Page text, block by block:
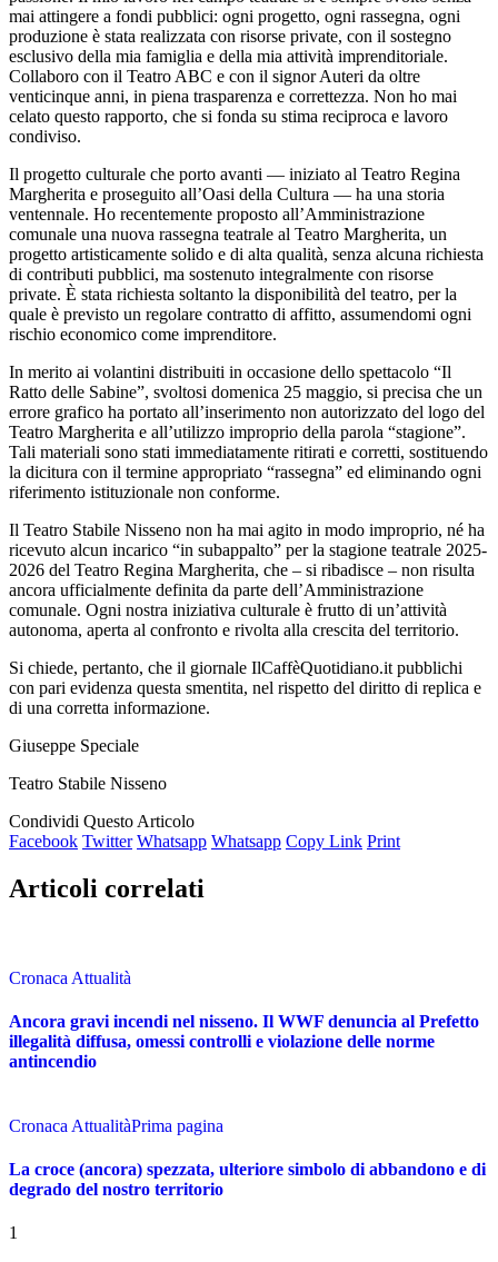
mai attingere a fondi pubblici: ogni progetto, ogni rassegna, ogni
produzione è stata realizzata con risorse private, con il sostegno
esclusivo della mia famiglia e della mia attività imprenditoriale.
Collaboro con il Teatro ABC e con il signor Auteri da oltre
venticinque anni, in piena trasparenza e correttezza. Non ho mai
celato questo rapporto, che si fonda su stima reciproca e lavoro
condiviso.
Il progetto culturale che porto avanti — iniziato al Teatro Regina
Margherita e proseguito all’Oasi della Cultura — ha una storia
ventennale. Ho recentemente proposto all’Amministrazione
comunale una nuova rassegna teatrale al Teatro Margherita, un
progetto artisticamente solido e di alta qualità, senza alcuna richiesta
di contributi pubblici, ma sostenuto integralmente con risorse
private. È stata richiesta soltanto la disponibilità del teatro, per la
quale è previsto un regolare contratto di affitto, assumendomi ogni
rischio economico come imprenditore.
In merito ai volantini distribuiti in occasione dello spettacolo “Il
Ratto delle Sabine”, svoltosi domenica 25 maggio, si precisa che un
errore grafico ha portato all’inserimento non autorizzato del logo del
Teatro Margherita e all’utilizzo improprio della parola “stagione”.
Tali materiali sono stati immediatamente ritirati e corretti, sostituendo
la dicitura con il termine appropriato “rassegna” ed eliminando ogni
riferimento istituzionale non conforme.
Il Teatro Stabile Nisseno non ha mai agito in modo improprio, né ha
ricevuto alcun incarico “in subappalto” per la stagione teatrale 2025-
2026 del Teatro Regina Margherita, che – si ribadisce – non risulta
ancora ufficialmente definita da parte dell’Amministrazione
comunale. Ogni nostra iniziativa culturale è frutto di un’attività
autonoma, aperta al confronto e rivolta alla crescita del territorio.
Si chiede, pertanto, che il giornale IlCaffèQuotidiano.it pubblichi
con pari evidenza questa smentita, nel rispetto del diritto di replica e
di una corretta informazione.
Giuseppe Speciale
Teatro Stabile Nisseno
Condividi Questo Articolo
Facebook Twitter Whatsapp Whatsapp Copy Link Print
Articoli correlati
Cronaca Attualità
Ancora gravi incendi nel nisseno. Il WWF denuncia al Prefetto
illegalità diffusa, omessi controlli e violazione delle norme
antincendio
Cronaca AttualitàPrima pagina
La croce (ancora) spezzata, ulteriore simbolo di abbandono e di
degrado del nostro territorio
1